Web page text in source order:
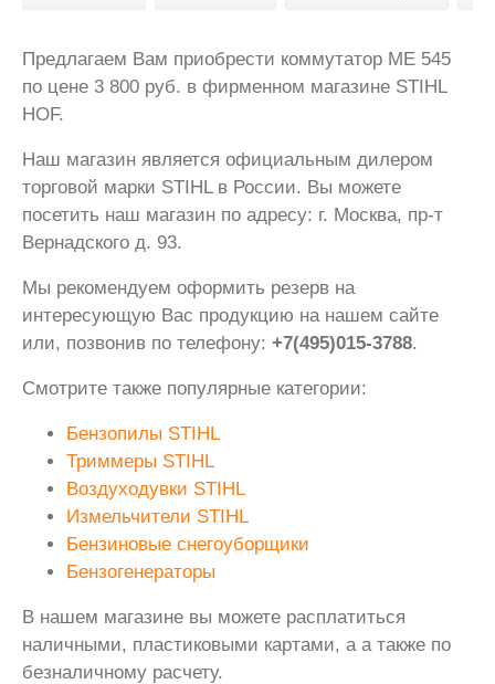
Предлагаем Вам приобрести коммутатор ME 545
по цене 3 800 руб. в фирменном магазине STIHL
HOF.
Наш магазин является официальным дилером
торговой марки STIHL в России. Вы можете
посетить наш магазин по адресу: г. Москва, пр-т
Вернадского д. 93.
Мы рекомендуем оформить резерв на
интересующую Вас продукцию на нашем сайте
или, позвонив по телефону: +7(495)015-3788.
Смотрите также популярные категории:
Бензопилы STIHL
Триммеры STIHL
Воздуходувки STIHL
Измельчители STIHL
Бензиновые снегоуборщики
Бензогенераторы
В нашем магазине вы можете расплатиться
наличными, пластиковыми картами, а а также по
безналичному расчету.